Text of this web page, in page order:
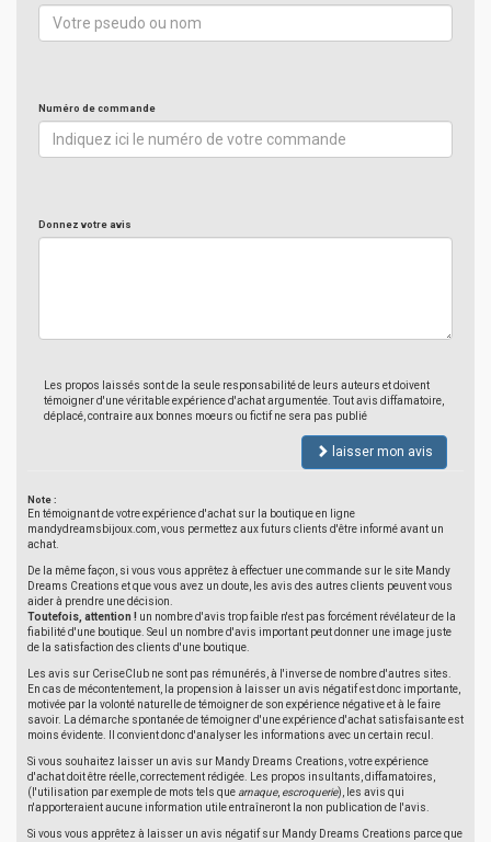
Numéro de commande
Donnez votre avis
Les propos laissés sont de la seule responsabilité de leurs auteurs et doivent
témoigner d'une véritable expérience d'achat argumentée. Tout avis diffamatoire,
déplacé, contraire aux bonnes moeurs ou fictif ne sera pas publié
laisser mon avis
Note :
En témoignant de votre expérience d'achat sur la boutique en ligne
mandydreamsbijoux.com, vous permettez aux futurs clients d'être informé avant un
achat.
De la même façon, si vous vous apprêtez à effectuer une commande sur le site Mandy
Dreams Creations et que vous avez un doute, les avis des autres clients peuvent vous
aider à prendre une décision.
Toutefois, attention ! un nombre d'avis trop faible n'est pas forcément révélateur de la
fiabilité d'une boutique. Seul un nombre d'avis important peut donner une image juste
de la satisfaction des clients d'une boutique.
Les avis sur CeriseClub ne sont pas rémunérés, à l'inverse de nombre d'autres sites.
En cas de mécontentement, la propension à laisser un avis négatif est donc importante,
motivée par la volonté naturelle de témoigner de son expérience négative et à le faire
savoir. La démarche spontanée de témoigner d'une expérience d'achat satisfaisante est
moins évidente. Il convient donc d'analyser les informations avec un certain recul.
Si vous souhaitez laisser un avis sur Mandy Dreams Creations, votre expérience
d'achat doit être réelle, correctement rédigée. Les propos insultants, diffamatoires,
(l'utilisation par exemple de mots tels que arnaque, escroquerie), les avis qui
n'apporteraient aucune information utile entraîneront la non publication de l'avis.
Si vous vous apprêtez à laisser un avis négatif sur Mandy Dreams Creations parce que